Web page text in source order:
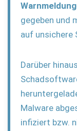
gegeben und
auf unsichere
Darüber
Malware
infiziert bzw.